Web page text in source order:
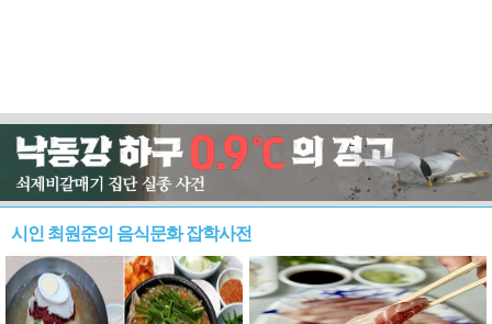
시인 최원준의 음식문화 잡학사전